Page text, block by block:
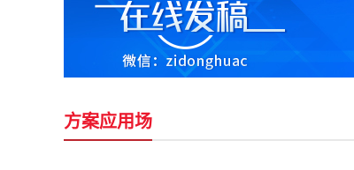
方案应用场